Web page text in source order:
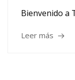
Bienvenido a
Leer más